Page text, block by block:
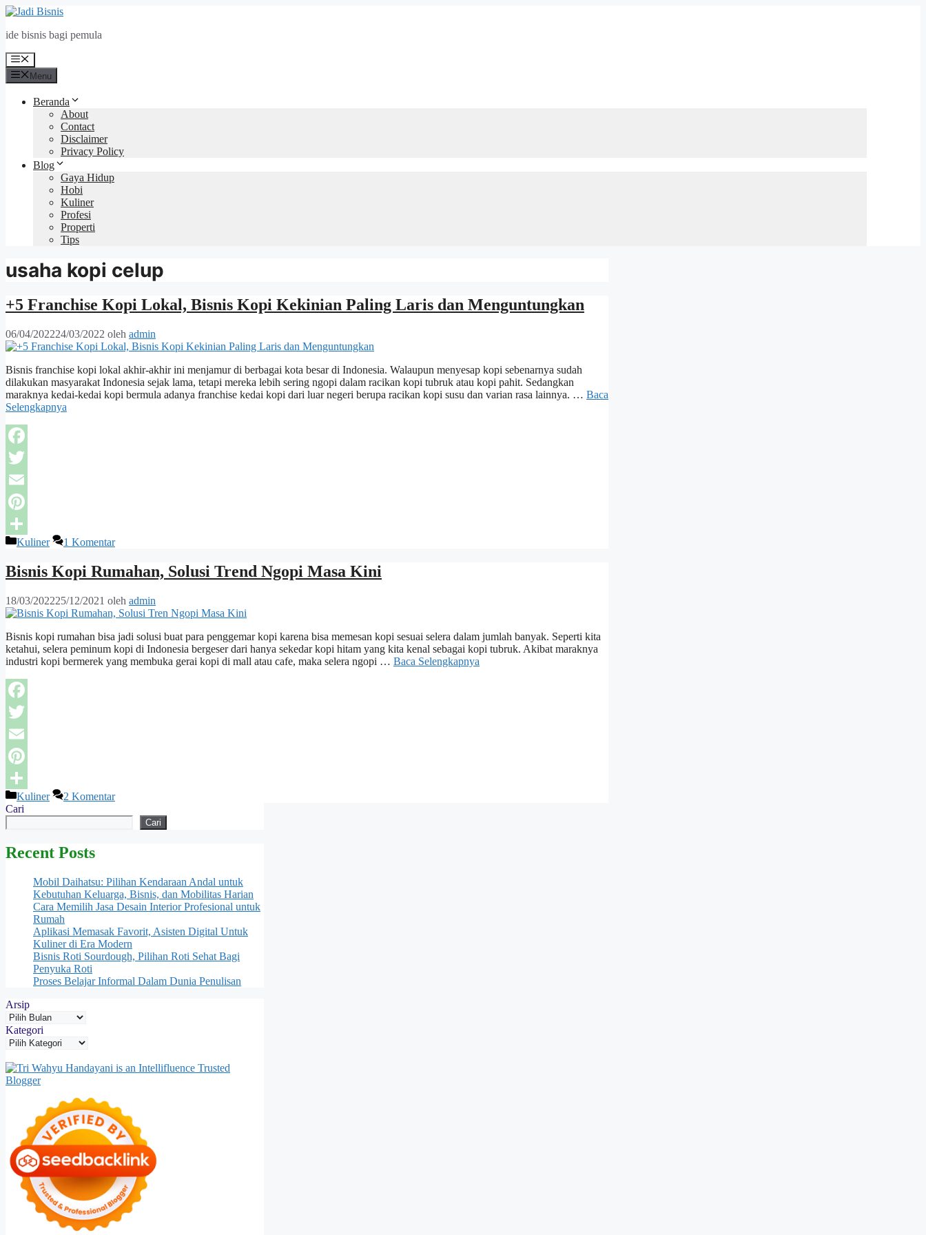
Langsung
isi
ide bisnis bagi pemula
Menu
Menu
Beranda
About
Contact
Disclaimer
Privacy Policy
Blog
Gaya Hidup
Hobi
Kuliner
Profesi
Properti
Tips
usaha kopi celup
+5 Franchise Kopi Lokal, Bisnis Kopi Kekinian Paling Laris dan Menguntungkan
06/04/202224/03/2022 oleh admin
Bisnis franchise kopi lokal akhir-akhir ini menjamur di berbagai kota besar di Indonesia. Walaupun menyesap kopi sebenarnya sudah
dilakukan masyarakat Indonesia sejak lama, tetapi mereka lebih sering ngopi dalam racikan kopi tubruk atau kopi pahit. Sedangkan
maraknya kedai-kedai kopi bermula adanya franchise kedai kopi dari luar negeri berupa racikan kopi susu dan varian rasa lainnya. … Baca
Selengkapnya
Facebook
Twitter
Email
Pinterest
Share
Kategori
Kuliner 1 Komentar
Bisnis Kopi Rumahan, Solusi Trend Ngopi Masa Kini
18/03/202225/12/2021 oleh admin
Bisnis kopi rumahan bisa jadi solusi buat para penggemar kopi karena bisa memesan kopi sesuai selera dalam jumlah banyak. Seperti kita
ketahui, selera peminum kopi di Indonesia bergeser dari hanya sekedar kopi hitam yang kita kenal sebagai kopi tubruk. Akibat maraknya
industri kopi bermerek yang membuka gerai kopi di mall atau cafe, maka selera ngopi … Baca Selengkapnya
Facebook
Twitter
Email
Pinterest
Share
Kategori
Kuliner
2 Komentar
Cari
Cari
Recent Posts
Mobil Daihatsu: Pilihan Kendaraan Andal untuk
Kebutuhan Keluarga, Bisnis, dan Mobilitas Harian
Cara Memilih Jasa Desain Interior Profesional untuk
Rumah
Aplikasi Memasak Favorit, Asisten Digital Untuk
Kuliner di Era Modern
Bisnis Roti Sourdough, Pilihan Roti Sehat Bagi
Penyuka Roti
Proses Belajar Informal Dalam Dunia Penulisan
Arsip
Kategori